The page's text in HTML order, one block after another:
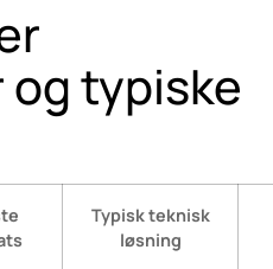
typiske
Typisk teknisk
løsning